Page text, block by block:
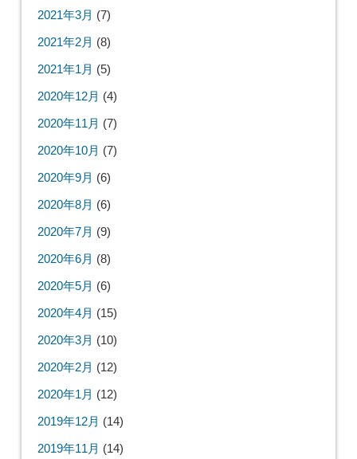
2021年3月 (7)
2021年2月 (8)
2021年1月 (5)
2020年12月 (4)
2020年11月 (7)
2020年10月 (7)
2020年9月 (6)
2020年8月 (6)
2020年7月 (9)
2020年6月 (8)
2020年5月 (6)
2020年4月 (15)
2020年3月 (10)
2020年2月 (12)
2020年1月 (12)
2019年12月 (14)
2019年11月 (14)